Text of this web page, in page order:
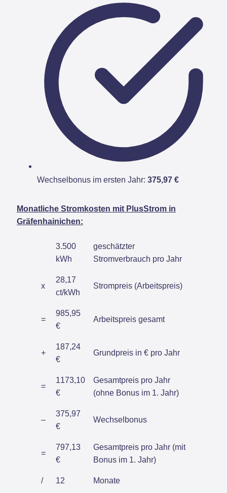
Wechselbonus im ersten Jahr: 375,97 €
Monatliche Stromkosten mit PlusStrom in
Gräfenhainichen:
3.500
kWh
geschätzter
Stromverbrauch pro Jahr
x
28,17
ct/kWh
Strompreis (Arbeitspreis)
=
985,95
€
Arbeitspreis gesamt
+
187,24
€
Grundpreis in € pro Jahr
=
1173,10
€
Gesamtpreis pro Jahr
(ohne Bonus im 1. Jahr)
–
375,97
€
Wechselbonus
=
797,13
€
Gesamtpreis pro Jahr (mit
Bonus im 1. Jahr)
/ 12 Monate